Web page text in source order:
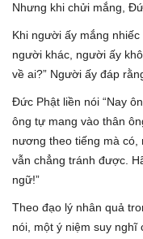
Nhưng khi chửi mắng,
Khi người ấy mắng
người khác, người ấy
về ai?” Người ấy đáp
Đức Phật liền nói “Nay
ông tự mang vào thân
nương theo tiếng mà có,
vẫn chẳng tránh được.
ngữ!”
Theo đạo lý nhân quả
nói, một ý niệm suy nghĩ